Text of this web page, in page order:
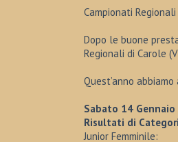
Campionati
Dopo le buone
Regionali di Carole
Quest’anno
Sabato 14 Gennaio
Risultati di
Junior Femminile: